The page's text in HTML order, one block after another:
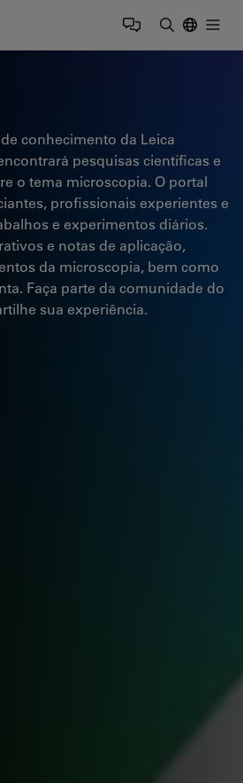
conhecimento da Leica
pesquisas científicas e
o tema microscopia. O portal
profissionais experientes e
e experimentos diários.
e notas de aplicação,
da microscopia, bem como
Faça parte da comunidade do
sua experiência.